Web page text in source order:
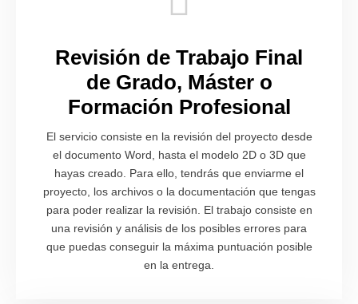
Revisión de Trabajo Final
de Grado, Máster o
Formación Profesional
El servicio consiste en la revisión del proyecto desde
el documento Word, hasta el modelo 2D o 3D que
hayas creado. Para ello, tendrás que enviarme el
proyecto, los archivos o la documentación que tengas
para poder realizar la revisión. El trabajo consiste en
una revisión y análisis de los posibles errores para
que puedas conseguir la máxima puntuación posible
en la entrega.